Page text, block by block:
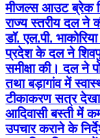
मीजल्स आउट ब्रेक
राज्य स्तरीय दल ने
डॉ. एल.पी.
प्रदेश के दल ने
समीक्षा की। दल ने
तथा बड़ागांव में
टीकाकरण सत्र देखा
आदिवासी बस्ती में
उपचार कराने के